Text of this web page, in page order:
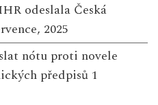
odeslala Česká
2025
nótu proti novele
předpisů 1